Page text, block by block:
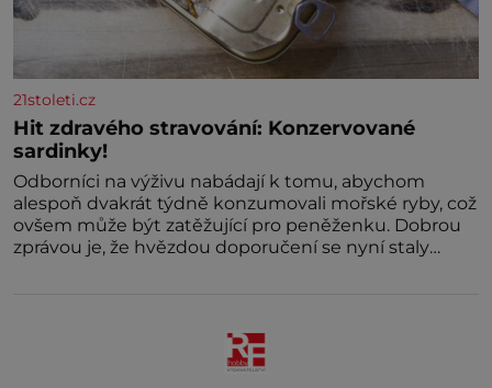
21stoleti.cz
Hit zdravého stravování: Konzervované
sardinky!
Odborníci na výživu nabádají k tomu, abychom
alespoň dvakrát týdně konzumovali mořské ryby, což
ovšem může být zatěžující pro peněženku. Dobrou
zprávou je, že hvězdou doporučení se nyní staly